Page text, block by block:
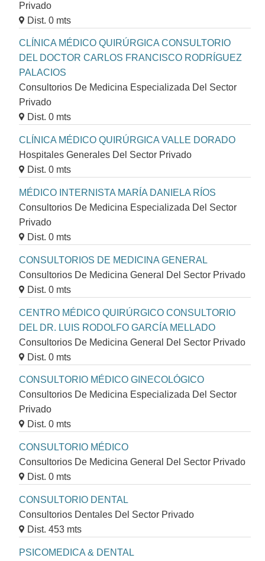
Privado
Dist. 0 mts
CLÍNICA MÉDICO QUIRÚRGICA CONSULTORIO
DEL DOCTOR CARLOS FRANCISCO RODRÍGUEZ
PALACIOS
Consultorios De Medicina Especializada Del Sector
Privado
Dist. 0 mts
CLÍNICA MÉDICO QUIRÚRGICA VALLE DORADO
Hospitales Generales Del Sector Privado
Dist. 0 mts
MÉDICO INTERNISTA MARÍA DANIELA RÍOS
Consultorios De Medicina Especializada Del Sector
Privado
Dist. 0 mts
CONSULTORIOS DE MEDICINA GENERAL
Consultorios De Medicina General Del Sector Privado
Dist. 0 mts
CENTRO MÉDICO QUIRÚRGICO CONSULTORIO
DEL DR. LUIS RODOLFO GARCÍA MELLADO
Consultorios De Medicina General Del Sector Privado
Dist. 0 mts
CONSULTORIO MÉDICO GINECOLÓGICO
Consultorios De Medicina Especializada Del Sector
Privado
Dist. 0 mts
CONSULTORIO MÉDICO
Consultorios De Medicina General Del Sector Privado
Dist. 0 mts
CONSULTORIO DENTAL
Consultorios Dentales Del Sector Privado
Dist. 453 mts
PSICOMEDICA & DENTAL